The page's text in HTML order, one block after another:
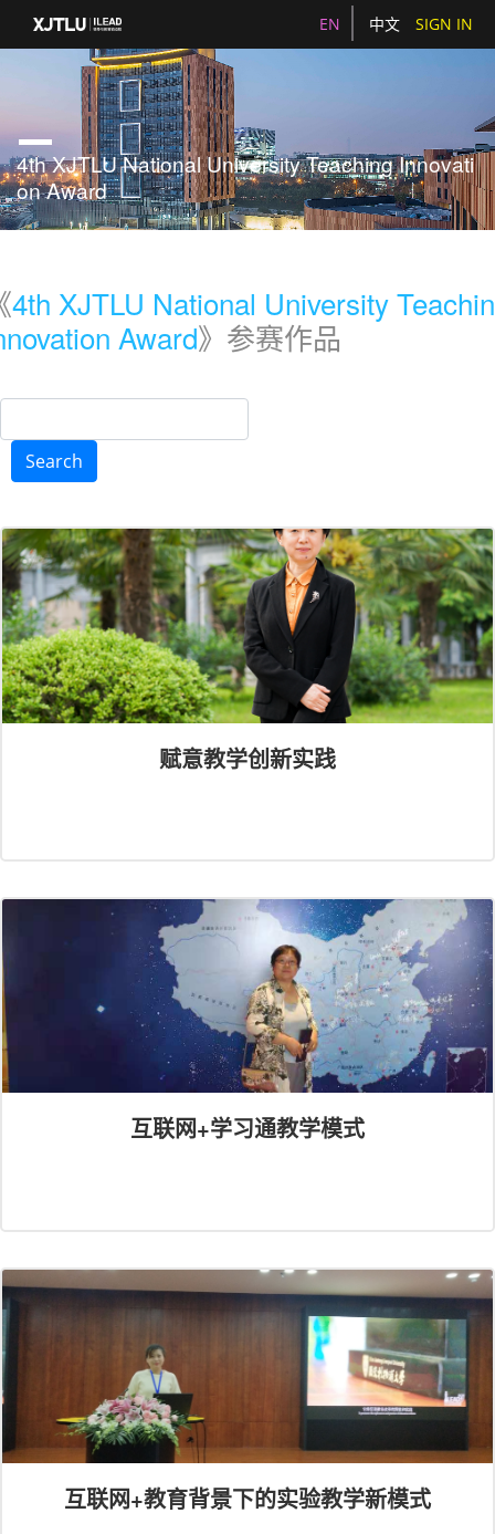
EN 中文 SIGN IN
4th XJTLU National University Teaching Innovati
on Award
4th XJTLU National University
Award》参赛作品
Search
赋意教学创新实践
互联网+学习通教学模式
互联网+教育背景下的实验教学新模式